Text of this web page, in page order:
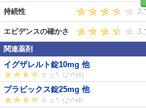
持続性
エビデンスの確かさ
関連薬剤
イグザレルト錠10mg 他
プラビックス錠25mg 他